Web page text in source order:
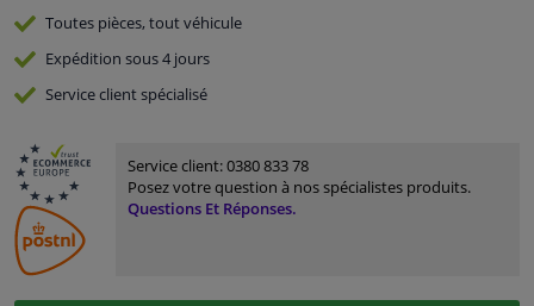
Toutes pièces, tout véhicule
Expédition sous 4 jours
Serviceclient spécialisé
Service client:0380 833 78
Posez votre question à nos spécialistes produits.
Questions Et Réponses.